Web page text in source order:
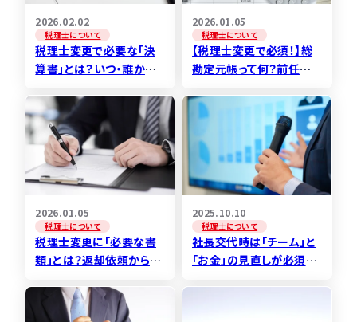
2026.02.02
税理士について
税理士変更で必要な「決
算書」とは？いつ・誰から
2026.01.05
税理士について
【税理士変更で必須！】総
勘定元帳って何？前任者
はどうする？
2026.01.05
税理士について
税理士変更に「必要な書
類」とは？返却依頼から再
2025.10.10
税理士について
社長交代時は「チーム」と
「お金」の見直しが必須！